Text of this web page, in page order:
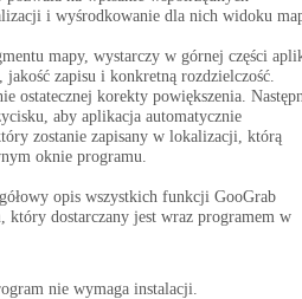
i wyśrodkowanie dla nich widoku
mapy, wystarczy w górnej części
zapisu i konkretną rozdzielczość.
ostatecznej korekty powiększenia.
aby aplikacja automatycznie
zostanie zapisany w lokalizacji, którą
oknie programu.
opis wszystkich funkcji GooGrab
który dostarczany jest wraz programem w
nie wymaga instalacji.